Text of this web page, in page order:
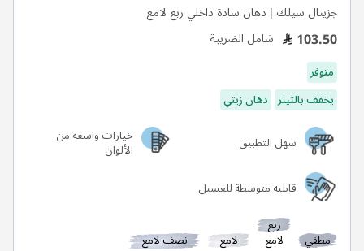
جزيتال سيلك | دهان سادة داخلي ربع لامع
103.50 شامل الضريبة
متوفر
يخفف بالثينر دهان زيتي
سهل التطبيق
خيارات واسعة من
الألوان
قابليه متوسطة للغسيل
مطفي
ربع
لامع لامع نصف لامع